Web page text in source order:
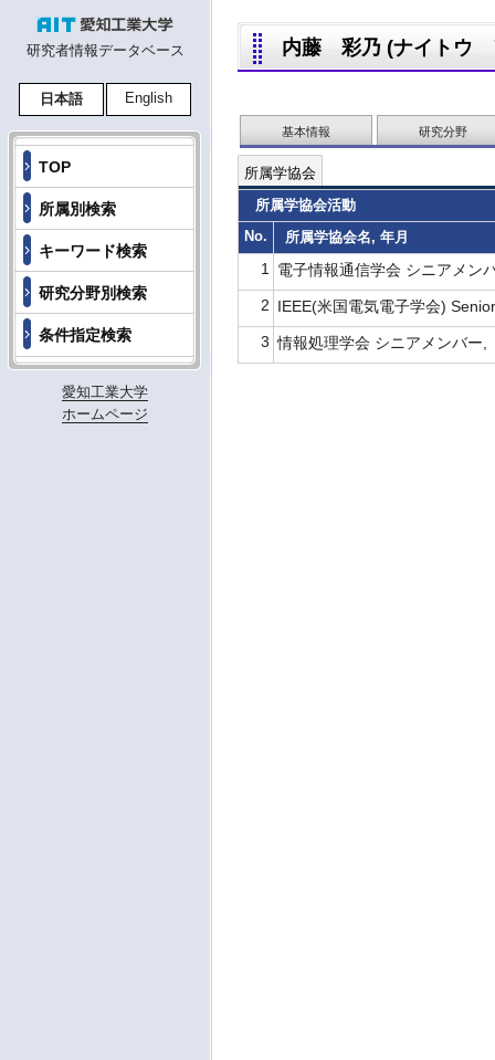
研究者情報データベース
日本語 English
TOP
所属別検索
キーワード検索
研究分野別検索
条件指定検索
愛知工業大学
ホームページ
内藤 彩乃 (ナイトウ
基本情報 研究分野
所属学協会
所属学協会活動
No.
所属学協会名, 年月
1
電子情報通信学会 シニアメン
2 IEEE(米国電気電子学会)
3 情報処理学会 シニアメンバー,